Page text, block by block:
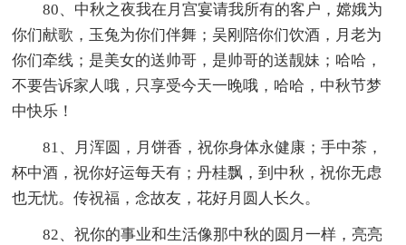
80、中秋之夜我在月宫宴请我所有的客户，嫦娥为
你们献歌，玉兔为你们伴舞；吴刚陪你们饮酒，月老为
你们牵线；是美女的送帅哥，是帅哥的送靓妹；哈哈，
不要告诉家人哦，只享受今天一晚哦，哈哈，中秋节梦
中快乐！
81、月浑圆，月饼香，祝你身体永健康；手中茶，
杯中酒，祝你好运每天有；丹桂飘，到中秋，祝你无虑
也无忧。传祝福，念故友，花好月圆人长久。
82、祝你的事业和生活像那中秋的圆月一样，亮亮